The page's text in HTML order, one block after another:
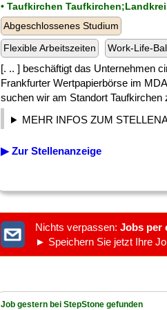
• Taufkirchen
Abgeschlossenes Studium
Flexible Arbeitszeiten
Work-Life-
[. .. ] beschäftigt das Unternehmen
Frankfurter Wertpapierbörse im
suchen wir am Standort
MEHR INFOS ZUM
▶ Zur Stellenanzeige
Nichts verpassen: Jobs per
► Speichern Sie jetzt Ihre
Job gestern bei StepStone gefunden